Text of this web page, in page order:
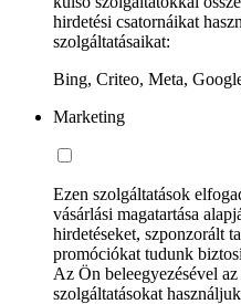
hirdetési csatornáikat
szolgáltatásaikat:
Bing, Criteo, Meta,
Marketing
Ezen szolgáltatások
vásárlási magatartása
hirdetéseket, szponzorált
promóciókat tudunk
Az Ön beleegyezésével
szolgáltatásokat